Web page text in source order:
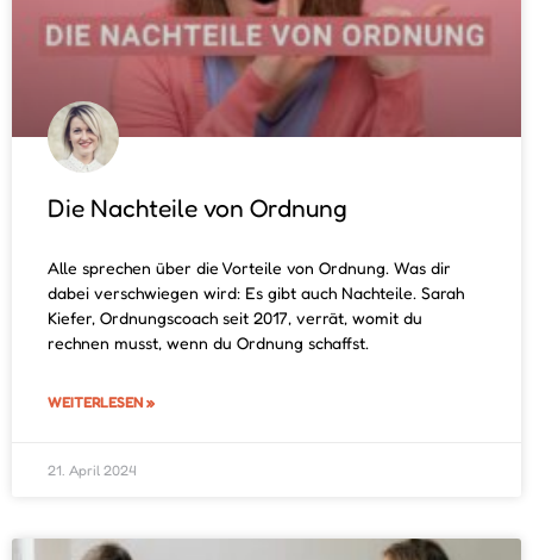
Die Nachteile von Ordnung
Alle sprechen über die Vorteile von Ordnung. Was dir
dabei verschwiegen wird: Es gibt auch Nachteile. Sarah
Kiefer, Ordnungscoach seit 2017, verrät, womit du
rechnen musst, wenn du Ordnung schaffst.
WEITERLESEN »
21. April 2024